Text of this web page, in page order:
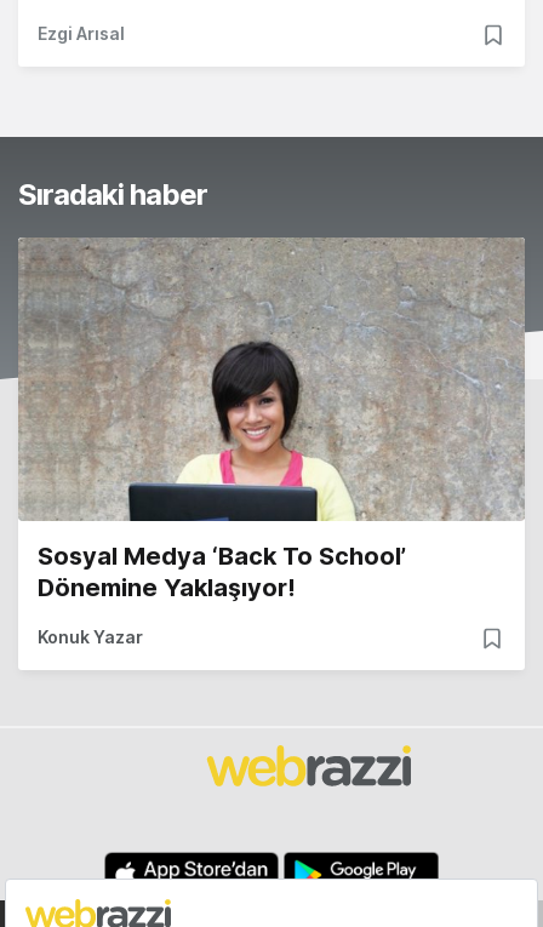
Ezgi Arısal
Sıradaki haber
Sosyal Medya ‘Back To School’
Dönemine Yaklaşıyor!
Konuk Yazar